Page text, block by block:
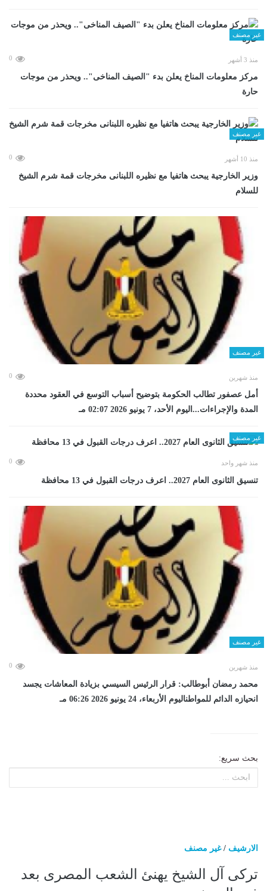
غير مصنف
منذ 3 أشهر 0
مركز معلومات المناخ يعلن بدء "الصيف المناخى".. ويحذر من موجات
حارة
غير مصنف
منذ 10 أشهر 0
وزير الخارجية يبحث هاتفيا مع نظيره اللبنانى مخرجات قمة شرم الشيخ
للسلام
غير مصنف
منذ شهرين 0
أمل عصفور تطالب الحكومة بتوضيح أسباب التوسع في العقود محددة
المدة والإجراءات...اليوم الأحد، 7 يونيو 2026 02:07 مـ
غير مصنف
منذ شهر واحد 0
تنسيق الثانوى العام 2027.. اعرف درجات القبول في 13 محافظة
غير مصنف
منذ شهرين 0
محمد رمضان أبوطالب: قرار الرئيس السيسي بزيادة المعاشات يجسد
انحيازه الدائم للمواطناليوم الأربعاء، 24 يونيو 2026 06:26 مـ
بحث سريع:
الارشيف /غير مصنف
تركى آل الشيخ يهنئ الشعب المصرى بعد